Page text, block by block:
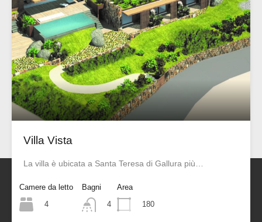
Villa Vista
La villa è ubicata a Santa Teresa di Gallura più…
Camere da letto
4
Bagni
4
Area
180
Sherden Real Estate